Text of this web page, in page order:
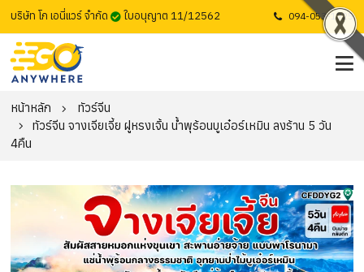
บริษัท โก เอนี่แวร์ จำกัด ใบอนุญาต 11/12562 094-053-1725
หน้าหลัก
ทัวร์จีน
ทัวร์จีน จางเจียเจี้ย ฝูหรงเจิ้น น้ำพุร้อนบูเอ๋อร์เหมิน ลงร้าน 5 วัน
4คืน